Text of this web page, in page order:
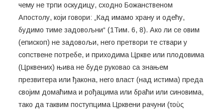
чему не трпи оскудицу, сходно Божанственом
Апостолу, који говори: „Кад имамо храну и одећу,
будимо тиме задовољни“ (1Тим. 6, 8). Ако ли се овим
(епископ) не задовољи, него претвори те ствари у
сопствене потребе, и приходима Цркве или плодовима
(Црквених) њива не буде руковао са знањем
презвитера или ђакона, него власт (над истима) преда
својим домаћима и рођацима или браћи или синовима,
тако да таквим поступцима Црквени рачуни (τοὺς